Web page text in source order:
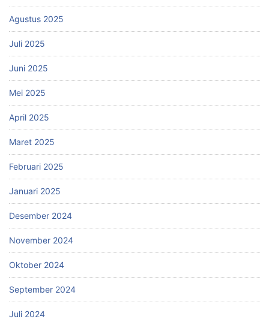
Agustus 2025
Juli 2025
Juni 2025
Mei 2025
April 2025
Maret 2025
Februari 2025
Januari 2025
Desember 2024
November 2024
Oktober 2024
September 2024
Juli 2024